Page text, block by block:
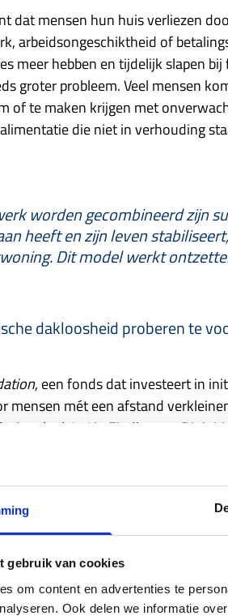
gebruik van cookies
om content en advertenties te
Ook delen we informatie
dat mensen hun huis verliezen
arbeidsongeschiktheid of
meer hebben en tijdelijk slapen
groter probleem. Veel mensen
of te maken krijgen met
die niet in verhouding
worden gecombineerd zijn
heeft en zijn leven
Dit model werkt
dakloosheid proberen te
, een fonds dat investeert in
mensen mét een afstand
in Eindhoven. Dit
en begeleiding om hun leven
kamer in een gebouw met
bijdragen, bijvoorbeeld door
maakt, is de samenwerking
binnen zes maanden een baan
een sociale huurwoning. Dit
meer dan 90 succesvol